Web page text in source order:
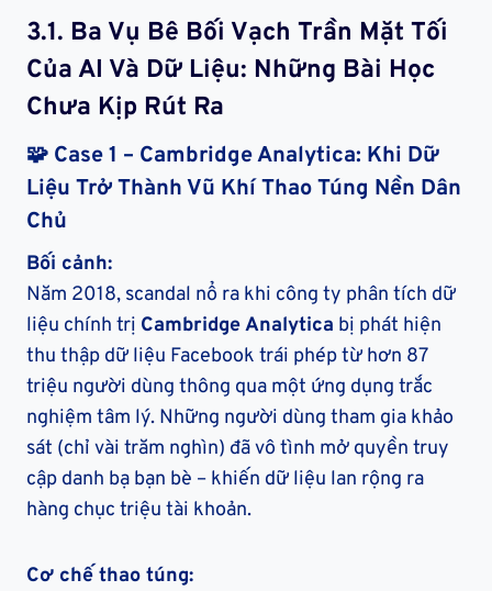
3.1. Ba Vụ Bê Bối Vạch Trần Mặt Tối
Của AI Và Dữ Liệu: Những Bài Học
Chưa Kịp Rút Ra
🧩 Case 1 – Cambridge Analytica: Khi Dữ
Liệu Trở Thành Vũ Khí Thao Túng Nền Dân
Chủ
Bối cảnh:
Năm 2018, scandal nổ ra khi công ty phân tích dữ
liệu chính trị Cambridge Analytica bị phát hiện
thu thập dữ liệu Facebook trái phép từ hơn 87
triệu người dùng thông qua một ứng dụng trắc
nghiệm tâm lý. Những người dùng tham gia khảo
sát (chỉ vài trăm nghìn) đã vô tình mở quyền truy
cập danh bạ bạn bè – khiến dữ liệu lan rộng ra
hàng chục triệu tài khoản.
Cơ chế thao túng: